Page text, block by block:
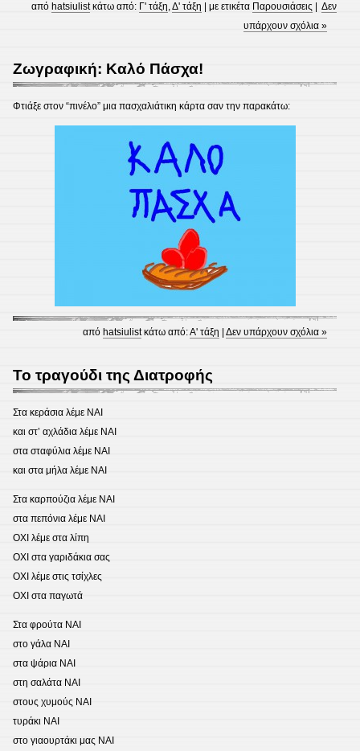
από hatsiulistκάτω από: Γ' τάξη,Δ' τάξη | με ετικέτα Παρουσιάσεις |Δεν
υπάρχουν σχόλια »
Ζωγραφική: Καλό Πάσχα!
Φτιάξε στον “πινέλο” μια πασχαλιάτικη κάρτα σαν την παρακάτω:
από hatsiulistκάτω από:Α' τάξη |Δεν υπάρχουν σχόλια »
Το τραγούδι της Διατροφής
Στα κεράσια λέμε ΝΑΙ
και στ’ αχλάδια λέμε ΝΑΙ
στα σταφύλια λέμε ΝΑΙ
και στα μήλα λέμε ΝΑΙ
Στα καρπούζια λέμε ΝΑΙ
στα πεπόνια λέμε ΝΑΙ
ΟΧΙ λέμε στα λίπη
ΟΧΙ στα γαριδάκια σας
ΟΧΙ λέμε στις τσίχλες
ΟΧΙ στα παγωτά
Στα φρούτα ΝΑΙ
στο γάλα ΝΑΙ
στα ψάρια ΝΑΙ
στη σαλάτα ΝΑΙ
στους χυμούς ΝΑΙ
τυράκι ΝΑΙ
στο γιαουρτάκι μας ΝΑΙ